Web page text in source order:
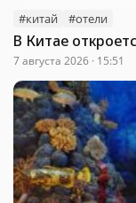
#китай #отели
В Китае
7 августа 2026 · 15:51